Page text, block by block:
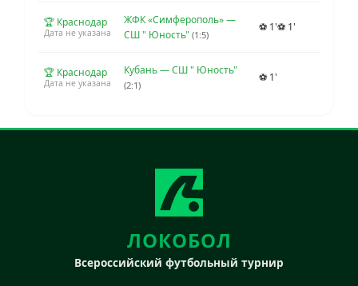
🏆 Краснодар
Дата не указана
ЖФК «Симферополь» —
СШ " Юность" (1:5)
⚽ 1'⚽ 1'
🏆 Краснодар
Дата не указана
Кубань — СШ " Юность"
(2:1)
⚽ 1'
ЛОКОБОЛ
Всероссийский футбольный турнир